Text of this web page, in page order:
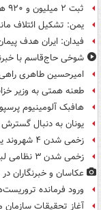
ثبت ۲ میلیون و ۹۲۰ هزار تردد در مرز مهران طی ایام اربعین
یمن: تشکیل ائتلاف
فیدان: ایران هدف
شوخی حاج‌قاسم با
امیرحسین طاهری
طعنه همتی به وزیر
هافبک آلومینیوم
یونان به دنبال
زخمی شدن ۴ شهروند یمنی در حمله مزدوران سعودی
زخمی شدن ۳ نظامی لبنانی در زوطر غربی
عکاسان و خبرنگاران
ورود فرمانده
آغاز تحقیقات سازمان